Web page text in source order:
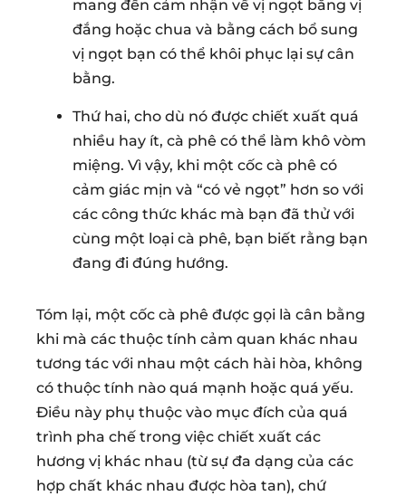
mang đến cảm nhận về vị ngọt bằng vị
đắng hoặc chua và bằng cách bổ sung
vị ngọt bạn có thể khôi phục lại sự cân
bằng.
Thứ hai, cho dù nó được chiết xuất quá
nhiều hay ít, cà phê có thể làm khô vòm
miệng. Vì vậy, khi một cốc cà phê có
cảm giác mịn và “có vẻ ngọt” hơn so với
các công thức khác mà bạn đã thử với
cùng một loại cà phê, bạn biết rằng bạn
đang đi đúng hướng.
Tóm lại, một cốc cà phê được gọi là cân bằng
khi mà các thuộc tính cảm quan khác nhau
tương tác với nhau một cách hài hòa, không
có thuộc tính nào quá mạnh hoặc quá yếu.
Điều này phụ thuộc vào mục đích của quá
trình pha chế trong việc chiết xuất các
hương vị khác nhau (từ sự đa dạng của các
hợp chất khác nhau được hòa tan), chứ